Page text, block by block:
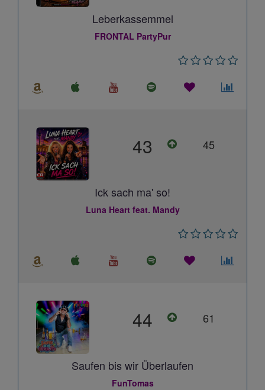
Leberkassemmel
FRONTAL PartyPur
43 45
Ick sach ma' so!
Luna Heart feat. Mandy
44 61
Saufen bis wir Überlaufen
FunTomas